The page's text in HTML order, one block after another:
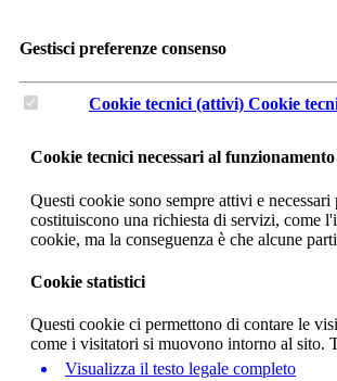
Gestisci preferenze consenso
Cookie tecnici (attivi) Cookie
Cookie tecnici necessari al
Questi cookie sono sempre attivi e
costituiscono una richiesta di servizi, come
cookie, ma la conseguenza è che alcune
Cookie statistici
Questi cookie ci permettono di contare le
come i visitatori si muovono intorno al sito.
Visualizza il testo legale completo